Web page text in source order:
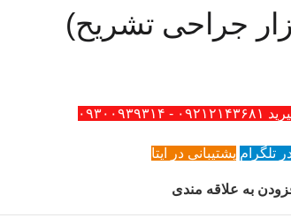
جراحی تشریح)
تلگرام پشتیبانی در ایتا
به علاقه مندی